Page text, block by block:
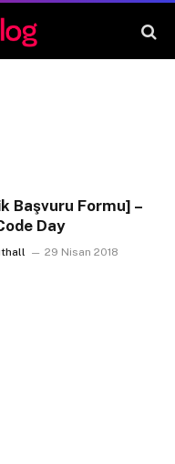
Başvuru Formu] –
Day
29 Nisan 2018